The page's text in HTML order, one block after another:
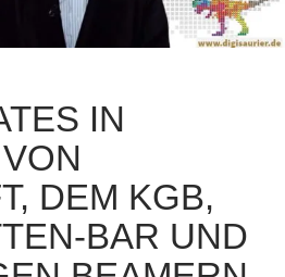
IN
DEM KGB,
BAR UND